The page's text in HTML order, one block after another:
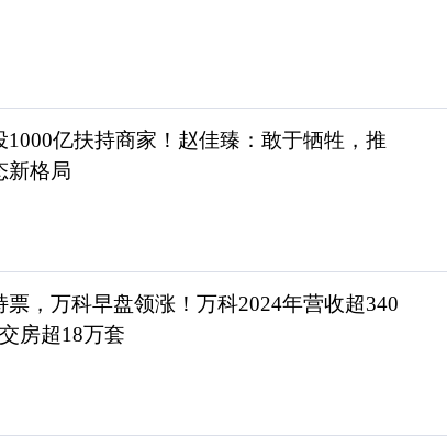
1000亿扶持商家！赵佳臻：敢于牺牲，推
新格局
票，万科早盘领涨！万科2024年营收超340
房超18万套